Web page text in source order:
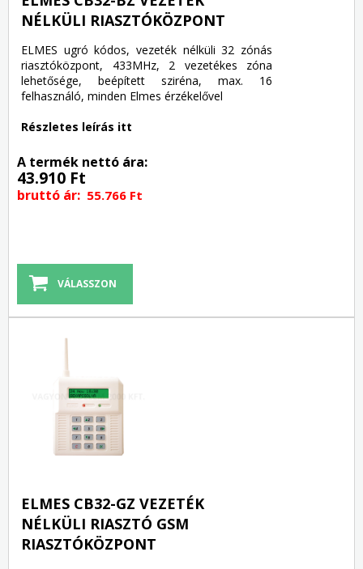
NÉLKÜLI RIASZTÓKÖZPONT
ELMES ugró kódos, vezeték nélküli 32 zónás
riasztóközpont, 433MHz, 2 vezetékes zóna
lehetősége, beépített sziréna, max. 16
felhasználó, minden Elmes érzékelővel
Részletes leírás itt
A termék nettó ára:
43.910 Ft
bruttó ár: 55.766 Ft
VÁLASSZON
ELMES CB32-GZ VEZETÉK
NÉLKÜLI RIASZTÓ GSM
RIASZTÓKÖZPONT